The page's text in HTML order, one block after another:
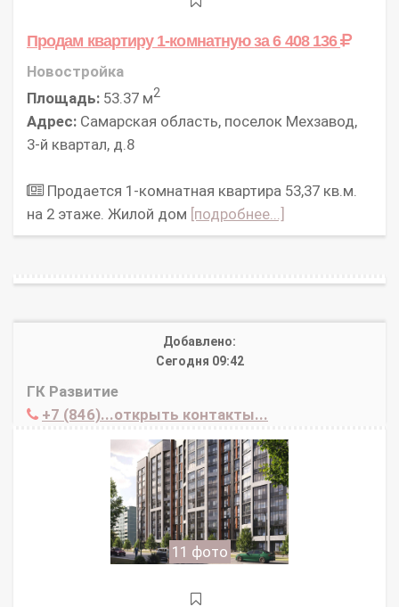
Продам квартиру 1-комнатнуюза 6 408 136
Новостройка
Площадь: 53.37 м2
Адрес: Самарская область, поселок Мехзавод,
3-й квартал, д.8
Продается 1-комнатная квартира 53,37 кв.м.
на 2 этаже. Жилой дом [подробнее...]
Добавлено:
Сегодня 09:42
ГК Развитие
+7 (846)...открыть контакты...
11 фото